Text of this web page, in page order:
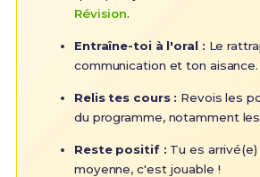
Révision.
Entraîne-toi à l'oral : Le
communication et ton aisance.
Relis tes cours : Revois les
du programme, notamment
Reste positif : Tu es
moyenne, c'est jouable !